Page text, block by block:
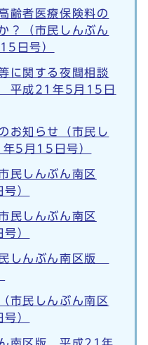
齢者医療保険料の
？（市民しんぶん
日号）
に関する夜間相談
平成21年5月15日
お知らせ（市民し
5月15日号）
民しんぶん南区
）
民しんぶん南区
）
しんぶん南区版
市民しんぶん南区
）